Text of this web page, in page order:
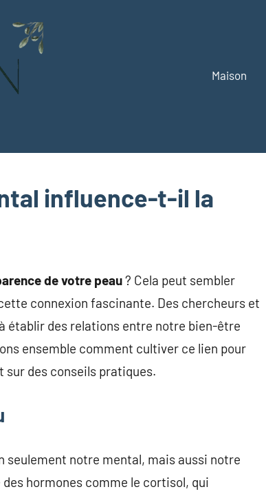
Maison
influence-t-il la
de votre peau? Cela peut sembler
connexion fascinante. Des chercheurs et
établir des relations entre notre bien-être
ensemble comment cultiver ce lien pour
des conseils pratiques.
notre mental, mais aussi notre
hormones comme le cortisol, qui